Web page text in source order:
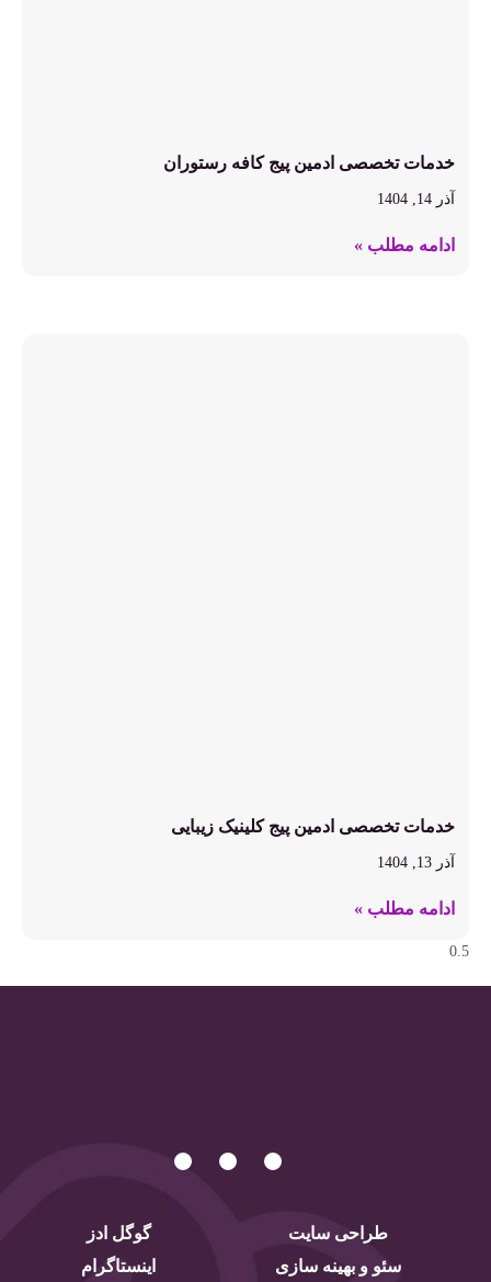
خدمات تخصصی ادمین پیج کافه رستوران
آذر 14, 1404
ادامه مطلب »
خدمات تخصصی ادمین پیج کلینیک زیبایی
آذر 13, 1404
ادامه مطلب »
طراحی سایت
سئو و بهینه سازی
گوگل ادز
اینستاگرام